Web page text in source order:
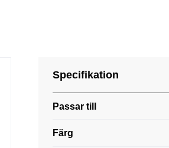
Specifikation
Passar till
Färg